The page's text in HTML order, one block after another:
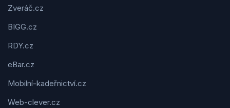
Zveráč.cz
BIGG.cz
RDY.cz
eBar.cz
Mobilní-kadeřnictví.cz
Web-clever.cz